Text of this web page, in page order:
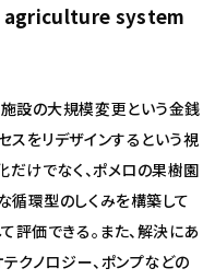
system
設の大規模変更という金銭
スをリデザインするという視
だけでなく、ポメロの果樹園
循環型のしくみを構築して
評価できる。また、解決にあ
クノロジー、ポンプなどの